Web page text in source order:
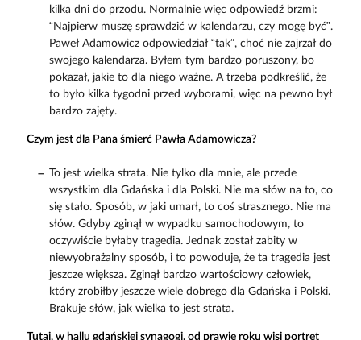
kilka dni do przodu. Normalnie więc odpowiedź brzmi:
“Najpierw muszę sprawdzić w kalendarzu, czy mogę być”.
Paweł Adamowicz odpowiedział “tak”, choć nie zajrzał do
swojego kalendarza. Byłem tym bardzo poruszony, bo
pokazał, jakie to dla niego ważne. A trzeba podkreślić, że
to było kilka tygodni przed wyborami, więc na pewno był
bardzo zajęty.
Czym jest dla Pana śmierć Pawła Adamowicza?
To jest wielka strata. Nie tylko dla mnie, ale przede
wszystkim dla Gdańska i dla Polski. Nie ma słów na to, co
się stało. Sposób, w jaki umarł, to coś strasznego. Nie ma
słów. Gdyby zginął w wypadku samochodowym, to
oczywiście byłaby tragedia. Jednak został zabity w
niewyobrażalny sposób, i to powoduje, że ta tragedia jest
jeszcze większa. Zginął bardzo wartościowy człowiek,
który zrobiłby jeszcze wiele dobrego dla Gdańska i Polski.
Brakuje słów, jak wielka to jest strata.
Tutaj, w hallu gdańskiej synagogi, od prawie roku wisi portret